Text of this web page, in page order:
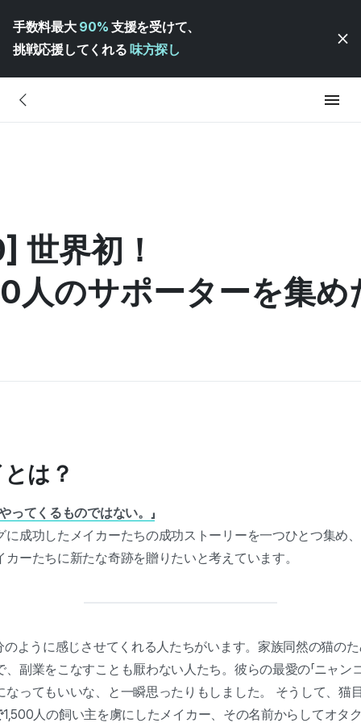
手数料最大 90% 支援を受けて、
挑戦応援してくれる 味方探し
世界初！
のサポーターを集め
は？
ってくるものではない。」
に成功したメイカーたちの成功ストーリーを一つひとつ集め
ーたちに新たな奇跡を贈りたいと考えています。
のように感じさせてくれる人たちがいます。家族同然の猫の
副業をこなすことも厭わない人たち。彼らの最愛の「ニャン
なってもいいな、と一瞬思ったりもしました。 そうして、猫
1,500人の飼い主を虜にしたメイカー、その名前からしてオタ